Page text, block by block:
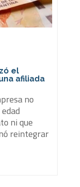
el
afiliada
no
ni que
reintegrar